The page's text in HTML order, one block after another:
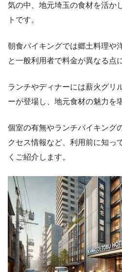
気の中、地元埼玉の食材を活か
トです。
朝食バイキングでは郷土料理や
と一般利用者で料金が異なる点
ランチやディナーには薪火グリ
ーが登場し、地元食材の魅力を
個室の有無やランチバイキング
クセス情報など、利用前に知っ
くご紹介します。